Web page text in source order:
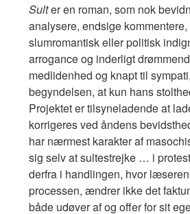
Sulter en roman, som nok
analysere, endsige
slumromantisk eller politisk
arrogance og inderligt
medlidenhed og knapt til
begyndelsen, at kun hans
Projektet er tilsyneladende at
korrigeres ved åndens
har nærmest karakter af
sig selv at sultestrejke … i
derfra i handlingen, hvor
processen, ændrer ikke det
både udøver af og offer for sit